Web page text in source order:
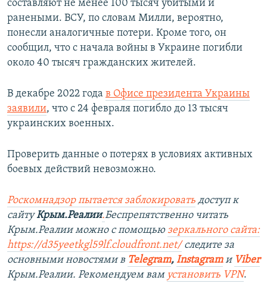
составляют не менее 100 тысяч убитыми и
ранеными. ВСУ, по словам Милли, вероятно,
понесли аналогичные потери. Кроме того, он
сообщил, что с начала войны в Украине погибли
около 40 тысяч гражданских жителей.
В декабре 2022 года в Офисе президента Украины
заявили, что с 24 февраля погибло до 13 тысяч
украинских военных.
Проверить данные о потерях в условиях активных
боевых действий невозможно.
Роскомнадзор пытается заблокировать доступ к
сайтуКрым.Реалии.Беспрепятственно читать
Крым.Реалии можно с помощью зеркального сайта:
https://d35yeetkgl59lf.cloudfront.net/ следите за
основными новостями в Telegram, Instagramи Viber
Крым.Реалии. Рекомендуем вам установить VPN.